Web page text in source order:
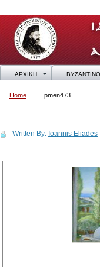
ΑΡΧΙΚΗ
Home pmen473
Written By: Ioannis Eliades